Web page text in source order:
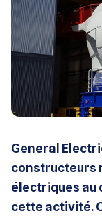
General
constructeurs
électriques au
cette activité.